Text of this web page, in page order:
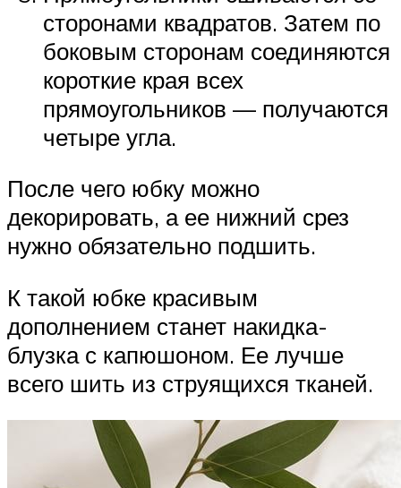
сторонами квадратов. Затем по
боковым сторонам соединяются
короткие края всех
прямоугольников — получаются
четыре угла.
После чего юбку можно
декорировать, а ее нижний срез
нужно обязательно подшить.
К такой юбке красивым
дополнением станет накидка-
блузка с капюшоном. Ее лучше
всего шить из струящихся тканей.